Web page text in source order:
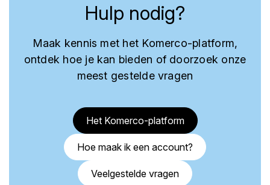
Hulp nodig?
Maak kennis met het Komerco-platform,
ontdek hoe je kan bieden of doorzoek onze
meest gestelde vragen
Het Komerco-platform
Hoe maak ik een account?
Veelgestelde vragen